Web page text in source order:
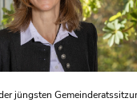
jüngsten